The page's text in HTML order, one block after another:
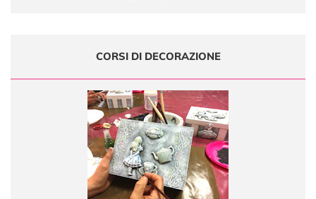
CORSI DI DECORAZIONE